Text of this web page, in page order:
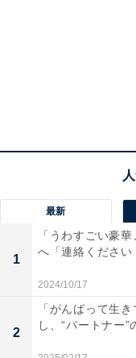
最新
1
「うわすごい豪
へ「連絡くださ
2024/10/17
2
「がんばって生
し、“パートナー